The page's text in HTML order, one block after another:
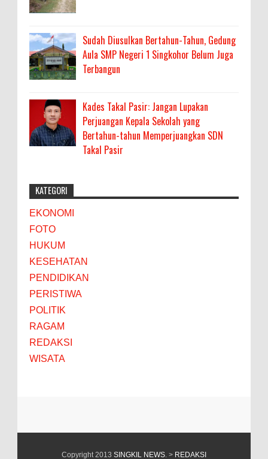
Sudah Diusulkan Bertahun-Tahun, Gedung
Aula SMP Negeri 1 Singkohor Belum Juga
Terbangun
Kades Takal Pasir: Jangan Lupakan
Perjuangan Kepala Sekolah yang
Bertahun-tahun Memperjuangkan SDN
Takal Pasir
KATEGORI
EKONOMI
FOTO
HUKUM
KESEHATAN
PENDIDIKAN
PERISTIWA
POLITIK
RAGAM
REDAKSI
WISATA
Copyright 2013 SINGKIL NEWS. > REDAKSI